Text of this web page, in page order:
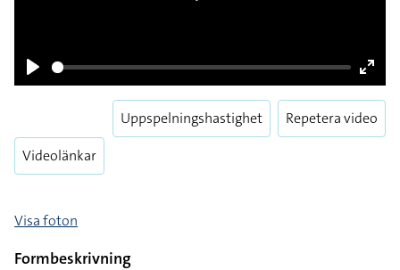
Videolänkar
Uppspelningshastighet Repetera video